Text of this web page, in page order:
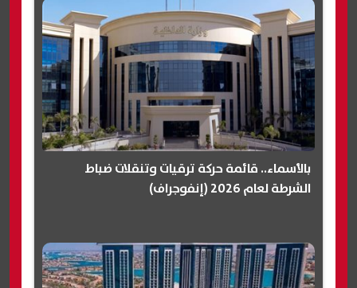
بالأسماء.. قائمة حركة ترقيات وتنقلات ضباط
الشرطة لعام 2026 (إنفوجراف)